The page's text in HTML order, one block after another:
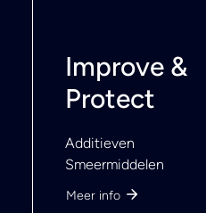
Improve &
Protect
Additieven
Smeermiddelen
Meer info